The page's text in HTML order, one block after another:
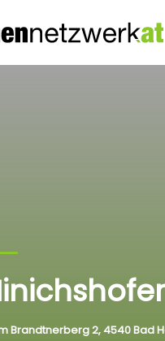
Brandtnerberg 2, 4540 Bad